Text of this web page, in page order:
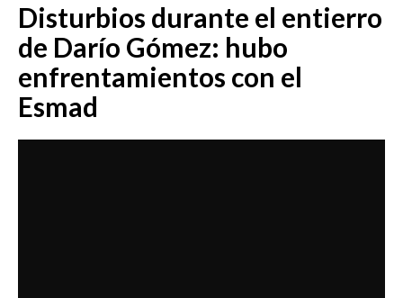
EMISIÓN 7:00 PM
Disturbios durante el entierro
de Darío Gómez: hubo
enfrentamientos con el
Esmad